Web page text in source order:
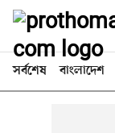
সর্বশেষ বাংলাদেশ